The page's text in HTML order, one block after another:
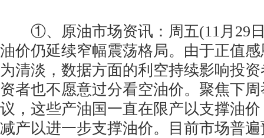
①、原油市场资讯：周五(11月29日
油价仍延续窄幅震荡格局。由于正值
为清淡，数据方面的利空持续影响投
资者也不愿意过分看空油价。聚焦下周
议，这些产油国一直在限产以支撑油
减产以进一步支撑油价。目前市场普遍